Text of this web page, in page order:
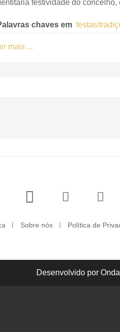
festividade do
chaves em festas/
mais ...
Sobre nós Política de
Desenvolvido por